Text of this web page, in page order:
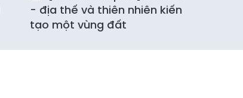
- địa thế và thiên nhiên kiến
tạo một vùng đất